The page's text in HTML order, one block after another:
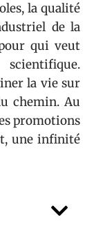
la qualité
de la
qui veut
la vie sur
chemin. Au
promotions
une infinité